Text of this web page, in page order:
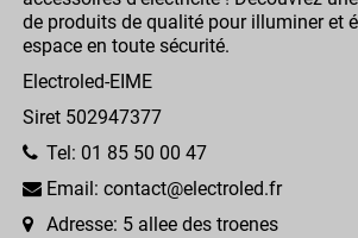
de produits de qualité pour illuminer et
espace en toute sécurité.
Electroled-EIME
Siret 502947377
Tel: 01 85 50 00 47
Email: contact@electroled.fr
Adresse: 5 allee des troenes